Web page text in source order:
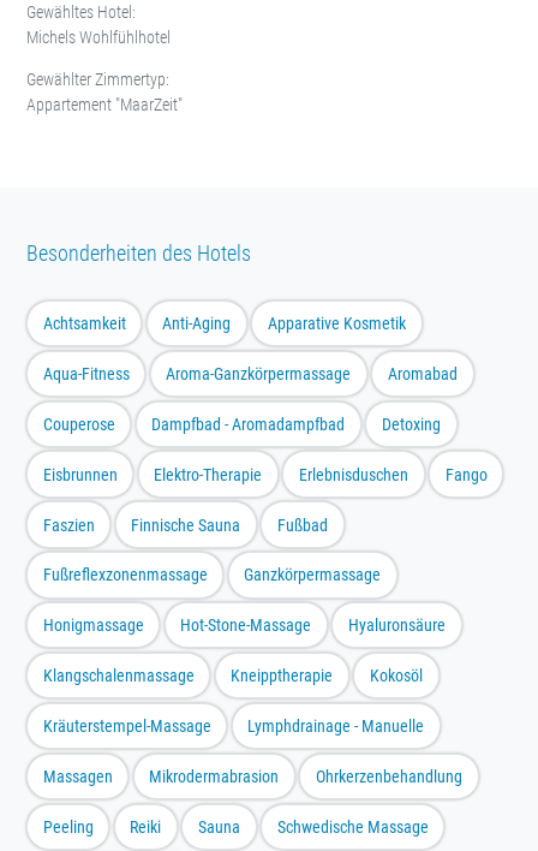
Gewähltes Hotel:
Michels Wohlfühlhotel
Gewählter Zimmertyp:
Appartement "MaarZeit"
Besonderheiten des Hotels
Achtsamkeit Anti-Aging Apparative Kosmetik
Aqua-Fitness Aroma-Ganzkörpermassage Aromabad
Couperose Dampfbad - Aromadampfbad Detoxing
Eisbrunnen Elektro-Therapie Erlebnisduschen Fango
Faszien Finnische Sauna Fußbad
Fußreflexzonenmassage Ganzkörpermassage
Honigmassage Hot-Stone-Massage Hyaluronsäure
Klangschalenmassage Kneipptherapie Kokosöl
Kräuterstempel-Massage Lymphdrainage - Manuelle
Massagen Mikrodermabrasion Ohrkerzenbehandlung
Peeling Reiki Sauna Schwedische Massage